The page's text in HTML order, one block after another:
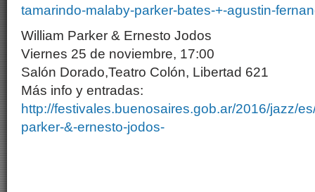
tamarindo-malaby-parker-bates-+-agustin-
William Parker & Ernesto Jodos
Viernes 25 de noviembre, 17:00
Salón Dorado,Teatro Colón, Libertad 621
Más info y entradas:
http://festivales.buenosaires.gob.ar/2016/jazz/
parker-&-ernesto-jodos-